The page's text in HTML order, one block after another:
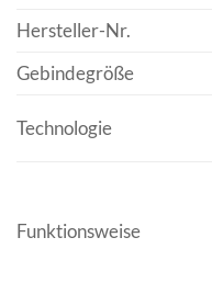
Hersteller-Nr.
Gebindegröße
Technologie
Funktionsweise